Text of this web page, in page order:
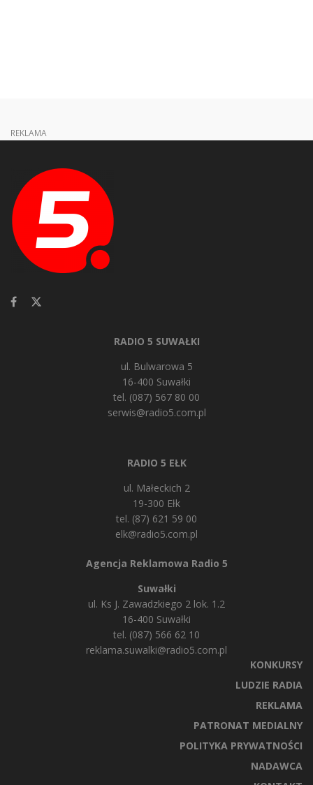
REKLAMA
RADIO 5 SUWAŁKI
ul. Bulwarowa 5
16-400 Suwałki
tel. (087) 567 80 00
serwis@radio5.com.pl
RADIO 5 EŁK
ul. Małeckich 2
19-300 Ełk
tel. (87) 621 59 00
elk@radio5.com.pl
Agencja Reklamowa Radio 5
Suwałki
ul. Ks J. Zawadzkiego 2 lok. 1.2
16-400 Suwałki
tel. (087) 566 62 10
reklama.suwalki@radio5.com.pl
KONKURSY
LUDZIE RADIA
REKLAMA
PATRONAT MEDIALNY
POLITYKA PRYWATNOŚCI
NADAWCA